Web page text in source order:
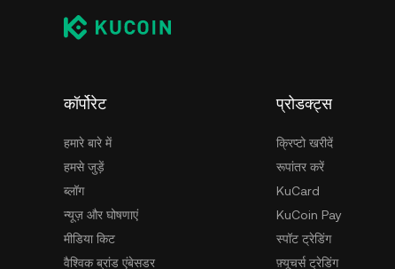
कॉर्पोरेट
हमारे बारे में
हमसे जुड़ें
ब्लॉग
न्यूज़ और घोषणाएं
मीडिया किट
वैश्विक ब्रांड एंबेसडर
प्रोडक्ट्स
क्रिप्टो खरीदें
रूपांतर करें
KuCard
KuCoin Pay
स्पॉट ट्रेडिंग
फ़्यूचर्स ट्रेडिंग